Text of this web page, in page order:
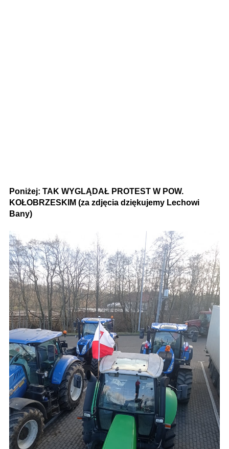
Poniżej: TAK WYGLĄDAŁ PROTEST W POW.
KOŁOBRZESKIM (za zdjęcia dziękujemy Lechowi
Bany)